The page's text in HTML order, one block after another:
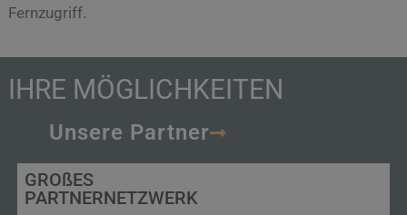
Fernzugriff.
IHRE MÖGLICHKEITEN
Unsere Partner
GROßES
PARTNERNETZWERK